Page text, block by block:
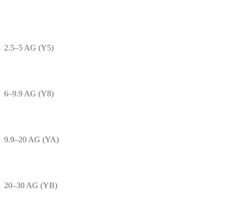
2.5–5 AG (Y5)
6–9.9 AG (Y8)
9.9–20 AG (YA)
20–30 AG (YB)